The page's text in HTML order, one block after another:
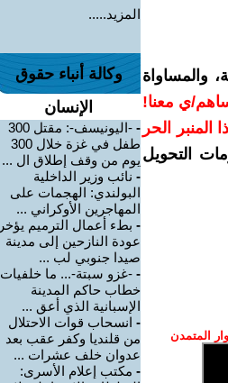
والمساواة
ي معنا!
المنبر الحر
التحويل
المتمدن
المزيد.....
وكالة أنباء حقوق
الإنسان
-
-اليونيسف-: مقتل 300
طفل في غزة خلال 300
يوم من وقف إطلاق ال ...
- نائب وزير الداخلية
البولندي: الهجمات على
المهاجرين الأوكراني ...
- بطء أعمال الترميم يؤخر
عودة النازحين إلى مدينة
صيدا جنوبي لب ...
- -غزو سبتة-... ما خلفيات
خطاب حاكم المدينة
الإسبانية الذي أعق ...
- انسحاب قوات الاحتلال
من قلنديا وكفر عقب بعد
عدوان خلف عشرات ...
- مكتب إعلام الأسرى: